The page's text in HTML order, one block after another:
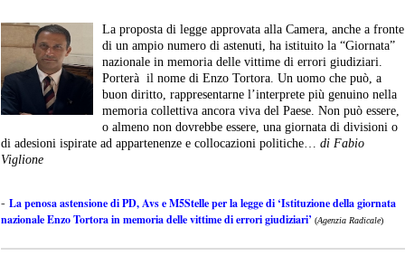
La proposta di legge approvata alla Camera, anche a fronte
di un ampio numero di astenuti, ha istituito la “Giornata”
nazionale in memoria delle vittime di errori giudiziari.
Porterà il nome di Enzo Tortora. Un uomo che può, a
buon diritto, rappresentarne l’interprete più genuino nella
memoria collettiva ancora viva del Paese. Non può essere,
o almeno non dovrebbe essere, una giornata di divisioni o
di adesioni ispirate ad appartenenze e collocazioni politiche… di Fabio
Viglione
- La penosa astensione di PD, Avs e M5Stelle per la legge di ‘Istituzione della giornata
nazionale Enzo Tortora in memoria delle vittime di errori giudiziari’ (Agenzia Radicale)